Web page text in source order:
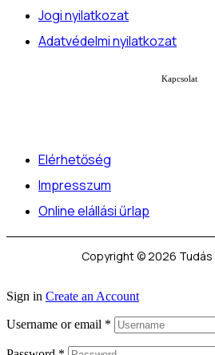
Jogi nyilatkozat
Adatvédelmi nyilatkozat
Kapcsolat
Elérhetőség
Impresszum
Online elállási űrlap
Copyright © 2026 Tudás
Sign in Create an Account
Username or email *